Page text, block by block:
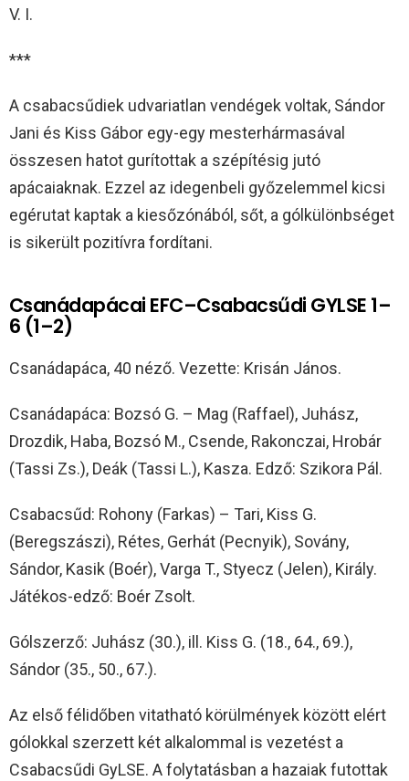
V. I.
***
A csabacsűdiek udvariatlan vendégek voltak, Sándor
Jani és Kiss Gábor egy-egy mesterhármasával
összesen hatot gurítottak a szépítésig jutó
apácaiaknak. Ezzel az idegenbeli győzelemmel kicsi
egérutat kaptak a kiesőzónából, sőt, a gólkülönbséget
is sikerült pozitívra fordítani.
Csanádapácai EFC–Csabacsűdi GYLSE 1–
6 (1–2)
Csanádapáca, 40 néző. Vezette: Krisán János.
Csanádapáca: Bozsó G. – Mag (Raffael), Juhász,
Drozdik, Haba, Bozsó M., Csende, Rakonczai, Hrobár
(Tassi Zs.), Deák (Tassi L.), Kasza. Edző: Szikora Pál.
Csabacsűd: Rohony (Farkas) – Tari, Kiss G.
(Beregszászi), Rétes, Gerhát (Pecnyik), Sovány,
Sándor, Kasik (Boér), Varga T., Styecz (Jelen), Király.
Játékos-edző: Boér Zsolt.
Gólszerző: Juhász (30.), ill. Kiss G. (18., 64., 69.),
Sándor (35., 50., 67.).
Az első félidőben vitatható körülmények között elért
gólokkal szerzett két alkalommal is vezetést a
Csabacsűdi GyLSE. A folytatásban a hazaiak futottak